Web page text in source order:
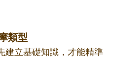
類型
建立基礎知識，才能精準